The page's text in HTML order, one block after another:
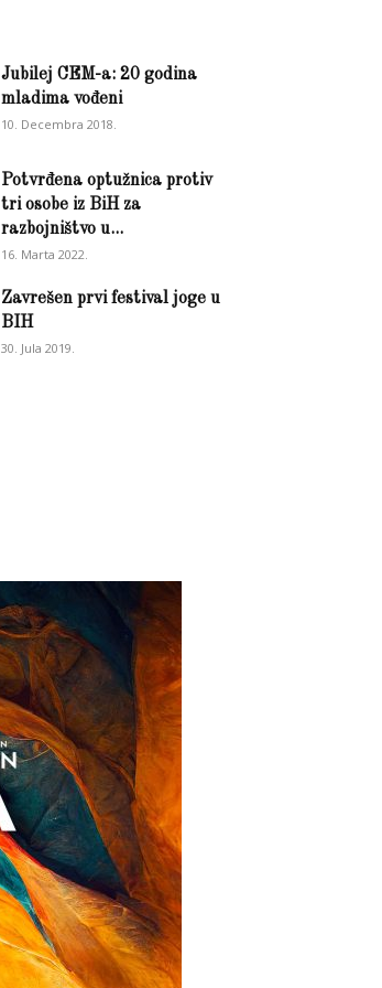
Jubilej CEM-a: 20 godina
mladima vođeni
10. Decembra 2018.
Potvrđena optužnica protiv
tri osobe iz BiH za
razbojništvo u...
16. Marta 2022.
Zavrešen prvi festival joge u
BIH
30. Jula 2019.